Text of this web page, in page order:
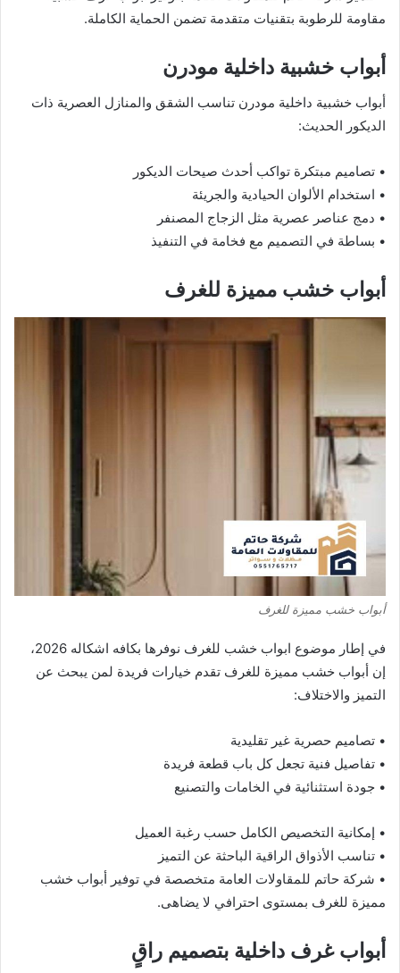
مقاومة للرطوبة بتقنيات متقدمة تضمن الحماية الكاملة.
أبواب خشبية داخلية مودرن
أبواب خشبية داخلية مودرن تناسب الشقق والمنازل العصرية ذات
الديكور الحديث:
• تصاميم مبتكرة تواكب أحدث صيحات الديكور
• استخدام الألوان الحيادية والجريئة
• دمج عناصر عصرية مثل الزجاج المصنفر
• بساطة في التصميم مع فخامة في التنفيذ
أبواب خشب مميزة للغرف
أبواب خشب مميزة للغرف
في إطار موضوع ابواب خشب للغرف نوفرها بكافه اشكاله 2026،
إن أبواب خشب مميزة للغرف تقدم خيارات فريدة لمن يبحث عن
التميز والاختلاف:
• تصاميم حصرية غير تقليدية
• تفاصيل فنية تجعل كل باب قطعة فريدة
• جودة استثنائية في الخامات والتصنيع
• إمكانية التخصيص الكامل حسب رغبة العميل
• تناسب الأذواق الراقية الباحثة عن التميز
• شركة حاتم للمقاولات العامة متخصصة في توفير أبواب خشب
مميزة للغرف بمستوى احترافي لا يضاهى.
أبواب غرف داخلية بتصميم راقٍ